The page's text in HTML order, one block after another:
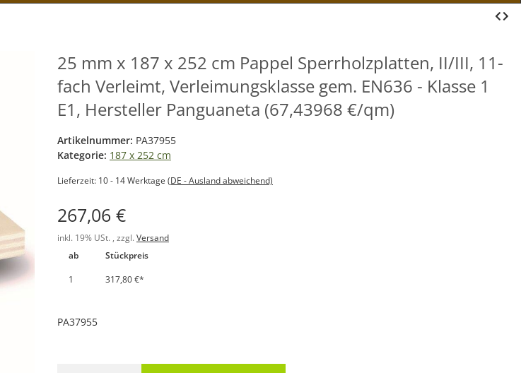
25 mm x 187 x 252 cm Pappel Sperrholzplatten, II/III, 11-
fach Verleimt, Verleimungsklasse gem. EN636 - Klasse 1
E1, Hersteller Panguaneta (67,43968 €/qm)
Artikelnummer: PA37955
Kategorie: 187 x 252 cm
Lieferzeit: 10 - 14 Werktage (DE - Ausland abweichend)
267,06 €
inkl. 19% USt. , zzgl. Versand
ab
Stückpreis
1
317,80 €*
PA37955